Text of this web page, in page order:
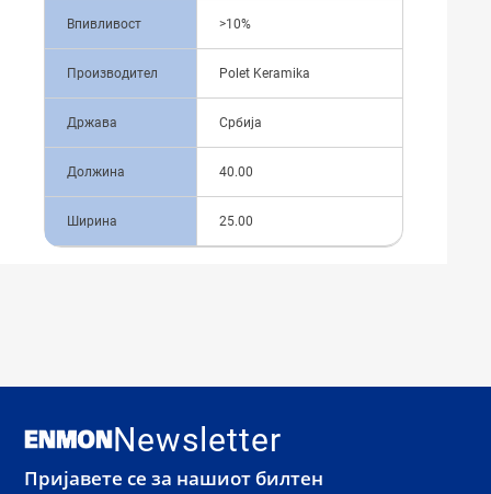
Впивливост >10%
Производител Polet Keramika
Држава Србија
Должина 40.00
Ширина 25.00
Newsletter
Пријавете се за нашиот билтен